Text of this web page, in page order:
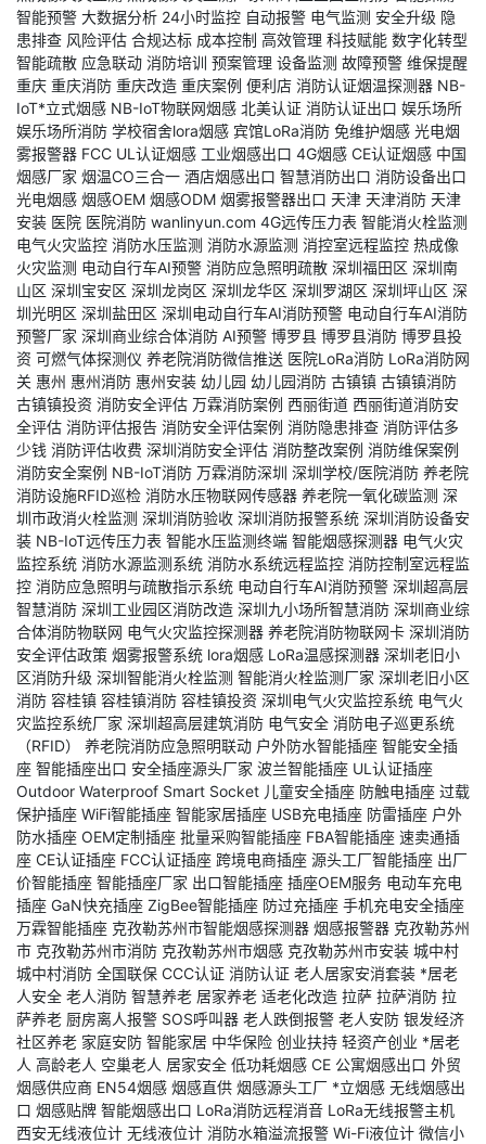
智能预警 大数据分析 24小时监控 自动报警 电气监测 安全升级 隐
患排查 风险评估 合规达标 成本控制 高效管理 科技赋能 数字化转型
智能疏散 应急联动 消防培训 预案管理 设备监测 故障预警 维保提醒
重庆 重庆消防 重庆改造 重庆案例 便利店 消防认证烟温探测器 NB-
IoT*立式烟感 NB-IoT物联网烟感 北美认证 消防认证出口 娱乐场所
娱乐场所消防 学校宿舍lora烟感 宾馆LoRa消防 免维护烟感 光电烟
雾报警器 FCC UL认证烟感 工业烟感出口 4G烟感 CE认证烟感 中国
烟感厂家 烟温CO三合一 酒店烟感出口 智慧消防出口 消防设备出口
光电烟感 烟感OEM 烟感ODM 烟雾报警器出口 天津 天津消防 天津
安装 医院 医院消防 wanlinyun.com 4G远传压力表 智能消火栓监测
电气火灾监控 消防水压监测 消防水源监测 消控室远程监控 热成像
火灾监测 电动自行车AI预警 消防应急照明疏散 深圳福田区 深圳南
山区 深圳宝安区 深圳龙岗区 深圳龙华区 深圳罗湖区 深圳坪山区 深
圳光明区 深圳盐田区 深圳电动自行车AI消防预警 电动自行车AI消防
预警厂家 深圳商业综合体消防 AI预警 博罗县 博罗县消防 博罗县投
资 可燃气体探测仪 养老院消防微信推送 医院LoRa消防 LoRa消防网
关 惠州 惠州消防 惠州安装 幼儿园 幼儿园消防 古镇镇 古镇镇消防
古镇镇投资 消防安全评估 万霖消防案例 西丽街道 西丽街道消防安
全评估 消防评估报告 消防安全评估案例 消防隐患排查 消防评估多
少钱 消防评估收费 深圳消防安全评估 消防整改案例 消防维保案例
消防安全案例 NB-IoT消防 万霖消防深圳 深圳学校/医院消防 养老院
消防设施RFID巡检 消防水压物联网传感器 养老院一氧化碳监测 深
圳市政消火栓监测 深圳消防验收 深圳消防报警系统 深圳消防设备安
装 NB-IoT远传压力表 智能水压监测终端 智能烟感探测器 电气火灾
监控系统 消防水源监测系统 消防水系统远程监控 消防控制室远程监
控 消防应急照明与疏散指示系统 电动自行车AI消防预警 深圳超高层
智慧消防 深圳工业园区消防改造 深圳九小场所智慧消防 深圳商业综
合体消防物联网 电气火灾监控探测器 养老院消防物联网卡 深圳消防
安全评估政策 烟雾报警系统 lora烟感 LoRa温感探测器 深圳老旧小
区消防升级 深圳智能消火栓监测 智能消火栓监测厂家 深圳老旧小区
消防 容桂镇 容桂镇消防 容桂镇投资 深圳电气火灾监控系统 电气火
灾监控系统厂家 深圳超高层建筑消防 电气安全 消防电子巡更系统
（RFID）
养老院消防应急照明联动 户外防水智能插座 智能安全插
座 智能插座出口 安全插座源头厂家 波兰智能插座 UL认证插座
Outdoor Waterproof Smart Socket 儿童安全插座 防触电插座 过载
保护插座 WiFi智能插座 智能家居插座 USB充电插座 防雷插座 户外
防水插座 OEM定制插座 批量采购智能插座 FBA智能插座 速卖通插
座 CE认证插座 FCC认证插座 跨境电商插座 源头工厂智能插座 出厂
价智能插座 智能插座厂家 出口智能插座 插座OEM服务 电动车充电
插座 GaN快充插座 ZigBee智能插座 防过充插座 手机充电安全插座
万霖智能插座 克孜勒苏州市智能烟感探测器 烟感报警器 克孜勒苏州
市 克孜勒苏州市消防 克孜勒苏州市烟感 克孜勒苏州市安装 城中村
城中村消防 全国联保 CCC认证 消防认证 老人居家安消套装 *居老
人安全 老人消防 智慧养老 居家养老 适老化改造 拉萨 拉萨消防 拉
萨养老 厨房离人报警 SOS呼叫器 老人跌倒报警 老人安防 银发经济
社区养老 家庭安防 智能家居 中华保险 创业扶持 轻资产创业 *居老
人 高龄老人 空巢老人 居家安全 低功耗烟感 CE 公寓烟感出口 外贸
烟感供应商 EN54烟感 烟感直供 烟感源头工厂 *立烟感 无线烟感出
口 烟感贴牌 智能烟感出口 LoRa消防远程消音 LoRa无线报警主机
西安无线液位计 无线液位计 消防水箱溢流报警 Wi-Fi液位计 微信小